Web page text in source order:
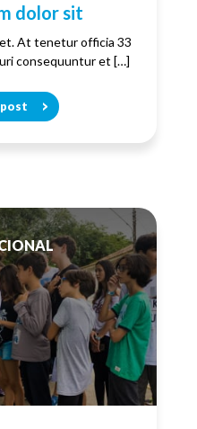
dolor sit
At tenetur officia 33
consequuntur et […]
post